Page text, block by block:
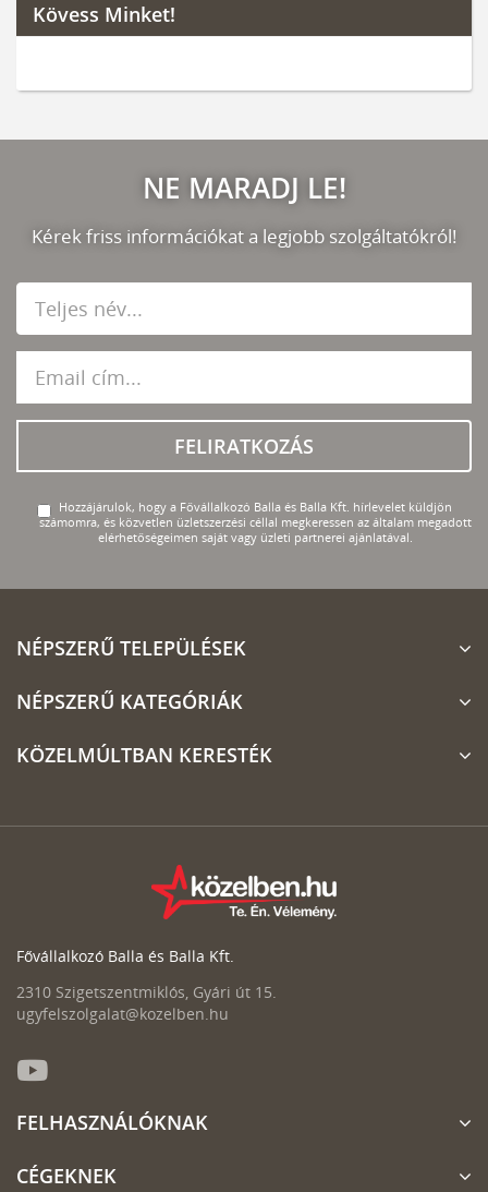
Kövess Minket!
NE MARADJ LE!
Kérek friss információkat a legjobb szolgáltatókról!
FELIRATKOZÁS
Hozzájárulok, hogy a Fővállalkozó Balla és Balla Kft. hírlevelet küldjön
számomra, és közvetlen üzletszerzési céllal megkeressen az általam megadott
elérhetőségeimen saját vagy üzleti partnerei ajánlatával.
NÉPSZERŰ TELEPÜLÉSEK
NÉPSZERŰ KATEGÓRIÁK
KÖZELMÚLTBAN KERESTÉK
Fővállalkozó Balla és Balla Kft.
2310 Szigetszentmiklós, Gyári út 15.
ugyfelszolgalat@kozelben.hu
FELHASZNÁLÓKNAK
CÉGEKNEK